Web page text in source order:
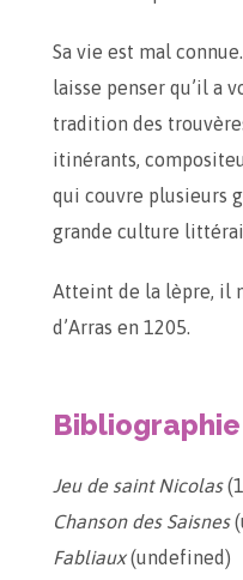
Sa vie est mal
laisse penser qu’il a
tradition des
itinérants,
qui couvre plusieurs
grande culture
Atteint de la lèpre, il
d’Arras en 1205.
Jeu de saint Nicolas
Chanson des Saisnes
Fabliaux(undefined)